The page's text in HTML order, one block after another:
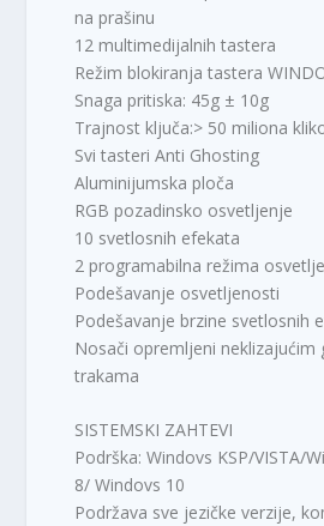
na prašinu
12 multimedijalnih tastera
Režim blokiranja tastera
Snaga pritiska: 45g ± 10g
Trajnost ključa:> 50 miliona
Svi tasteri Anti Ghosting
Aluminijumska ploča
RGB pozadinsko osvetljenje
10 svetlosnih efekata
2 programabilna režima
Podešavanje osvetljenosti
Podešavanje brzine svetlosnih
Nosači opremljeni neklizajućim
trakama
SISTEMSKI ZAHTEVI
Podrška: Windovs KSP/VISTA/
8/ Windovs 10
Podržava sve jezičke verzije,